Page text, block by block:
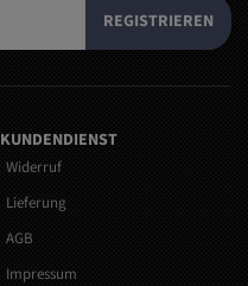
REGISTRIEREN
KUNDENDIENST
Widerruf
Lieferung
AGB
Impressum